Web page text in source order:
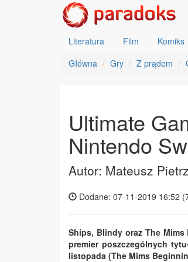
Literatura Film Komiks
Główna
Gry Z prądem
Ultimate
Nintendo
Autor: Mateusz
Dodane: 07-11-2019 16:52 (
Ships, Blindy oraz The
premier poszczególnych
listopada (The Mims